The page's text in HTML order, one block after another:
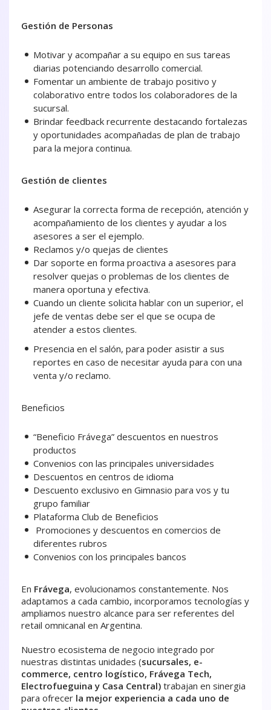
Gestión de Personas
Motivar y acompañar a su equipo en sus tareas
diarias potenciando desarrollo comercial.
Fomentar un ambiente de trabajo positivo y
colaborativo entre todos los colaboradores de la
sucursal.
Brindar feedback recurrente destacando fortalezas
y oportunidades acompañadas de plan de trabajo
para la mejora continua.
Gestión de clientes
Asegurar la correcta forma de recepción, atención y
acompañamiento de los clientes y ayudar a los
asesores a ser el ejemplo.
Reclamos y/o quejas de clientes
Dar soporte en forma proactiva a asesores para
resolver quejas o problemas de los clientes de
manera oportuna y efectiva.
Cuando un cliente solicita hablar con un superior, el
jefe de ventas debe ser el que se ocupa de
atender a estos clientes.
Presencia en el salón, para poder asistir a sus
reportes en caso de necesitar ayuda para con una
venta y/o reclamo.
Beneficios
“Beneficio Frávega” descuentos en nuestros
productos
Convenios con las principales universidades
Descuentos en centros de idioma
Descuento exclusivo en Gimnasio para vos y tu
grupo familiar
Plataforma Club de Beneficios
Promociones y descuentos en comercios de
diferentes rubros
Convenios con los principales bancos
En Frávega, evolucionamos constantemente. Nos
adaptamos a cada cambio, incorporamos tecnologías y
ampliamos nuestro alcance para ser referentes del
retail omnicanal en Argentina.
Nuestro ecosistema de negocio integrado por
nuestras distintas unidades (sucursales, e-
commerce, centro logístico, Frávega Tech,
Electrofueguina y Casa Central) trabajan en sinergia
para ofrecer la mejor experiencia a cada uno de